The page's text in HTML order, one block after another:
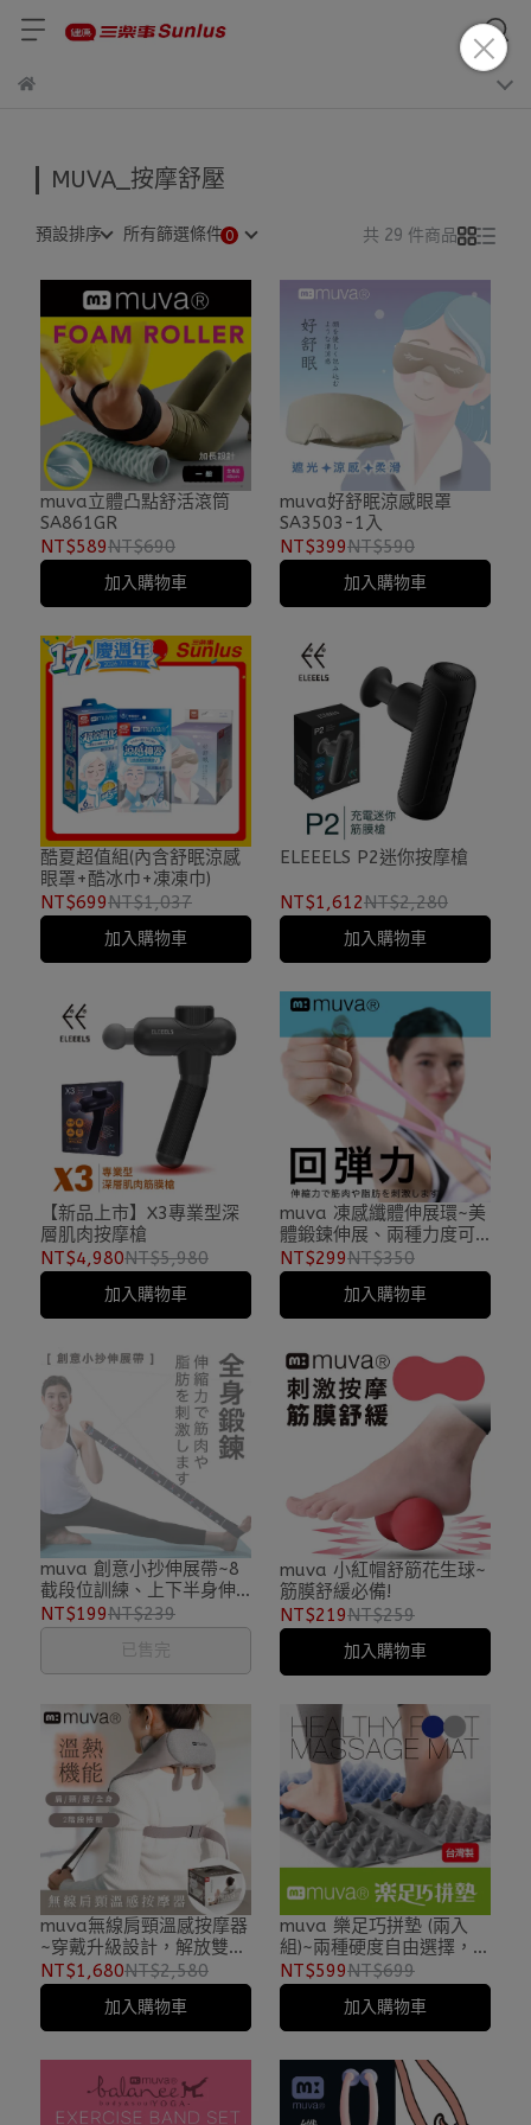
MUVA_按摩舒壓
預設排序 所有篩選條件 共 29 件商品
muva立體凸點舒活滾筒
SA861GR
NT$589NT$690
加入購物車
muva好舒眠涼感眼罩
SA3503-1入
NT$399NT$590
加入購物車
酷夏超值組(內含舒眠涼感
眼罩+酷冰巾+凍凍巾)
NT$699NT$1,037
加入購物車
ELEEELS P2迷你按摩槍
NT$1,612NT$2,280
加入購物車
【新品上市】X3專業型深
層肌肉按摩槍
NT$4,980NT$5,980
加入購物車
muva 凍感纖體伸展環~美
體鍛鍊伸展、兩種力度可
選!
NT$299NT$350
加入購物車
muva 創意小抄伸展帶~8
截段位訓練、上下半身伸
展!
NT$199NT$239
已售完
muva 小紅帽舒筋花生球~
筋膜舒緩必備!
NT$219NT$259
加入購物車
muva無線肩頸溫感按摩器
~穿戴升級設計，解放雙手
舒適自在
NT$1,680NT$2,580
加入購物車
muva 樂足巧拼墊 (兩入
組)~兩種硬度自由選擇，可
自行延伸拼接
NT$599NT$699
加入購物車